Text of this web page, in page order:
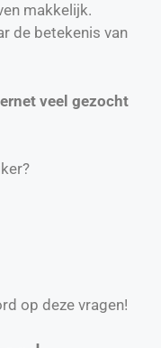
makkelijk.
de betekenis van
veel gezocht
op deze vragen!